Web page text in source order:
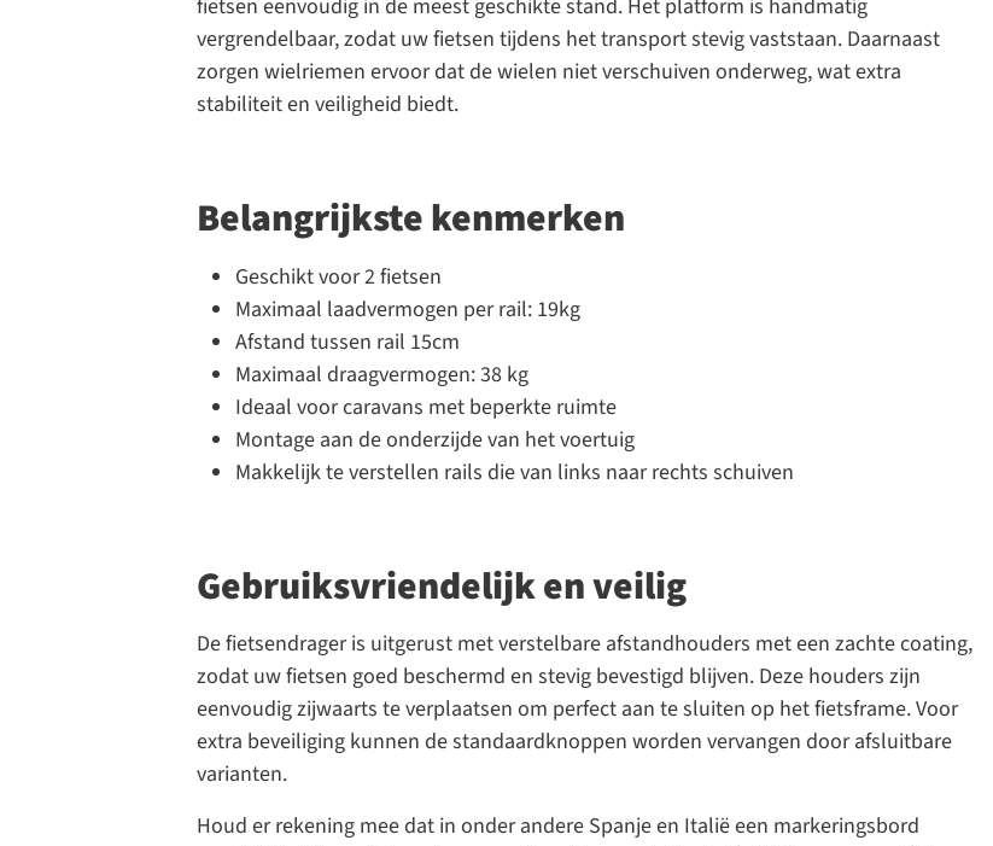
fietsen eenvoudig in de meest geschikte stand. Het platform is handmatig
vergrendelbaar, zodat uw fietsen tijdens het transport stevig vaststaan. Daarnaast
zorgen wielriemen ervoor dat de wielen niet verschuiven onderweg, wat extra
stabiliteit en veiligheid biedt.
Belangrijkste kenmerken
Geschikt voor 2 fietsen
Maximaal laadvermogen per rail: 19kg
Afstand tussen rail 15cm
Maximaal draagvermogen: 38 kg
Ideaal voor caravans met beperkte ruimte
Montage aan de onderzijde van het voertuig
Makkelijk te verstellen rails die van links naar rechts schuiven
Gebruiksvriendelijk en veilig
De fietsendrager is uitgerust met verstelbare afstandhouders met een zachte coating,
zodat uw fietsen goed beschermd en stevig bevestigd blijven. Deze houders zijn
eenvoudig zijwaarts te verplaatsen om perfect aan te sluiten op het fietsframe. Voor
extra beveiliging kunnen de standaardknoppen worden vervangen door afsluitbare
varianten.
Houd er rekening mee dat in onder andere Spanjeen Italiëeen markeringsbord